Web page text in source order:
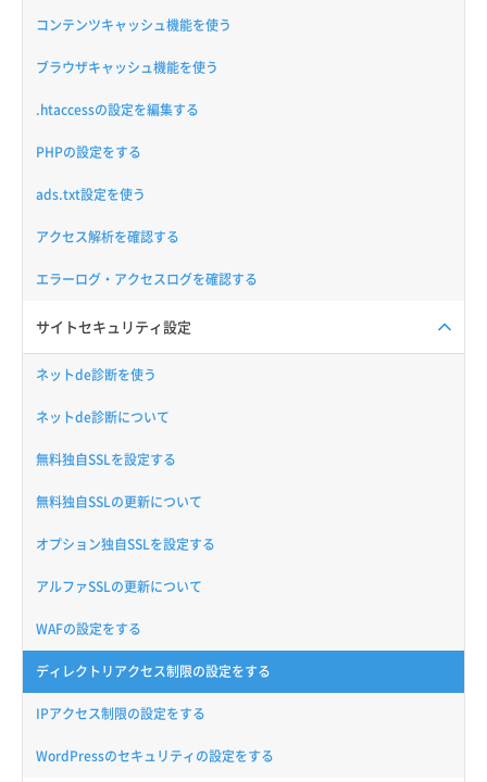
コンテンツキャッシュ機能を使う
ブラウザキャッシュ機能を使う
.htaccessの設定を編集する
PHPの設定をする
ads.txt設定を使う
アクセス解析を確認する
エラーログ・アクセスログを確認する
サイトセキュリティ設定
ネットde診断を使う
ネットde診断について
無料独自SSLを設定する
無料独自SSLの更新について
オプション独自SSLを設定する
アルファSSLの更新について
WAFの設定をする
ディレクトリアクセス制限の設定をする
IPアクセス制限の設定をする
WordPressのセキュリティの設定をする